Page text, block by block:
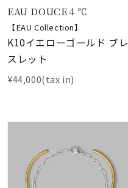
コレクション
レディース
リングサイズ
EAU DOUCE４℃
【EAU Collection】
K10イエローゴールド ブレ
スレット
¥44,000(tax in)